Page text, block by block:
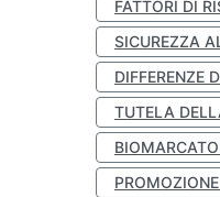
FATTORI DI
SICUREZZA
DIFFERENZE
TUTELA